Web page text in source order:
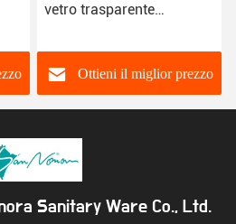
vetro trasparente
900×900×1940mm
Ottieni il miglior prezzo
Sanitary Ware Co., Ltd.